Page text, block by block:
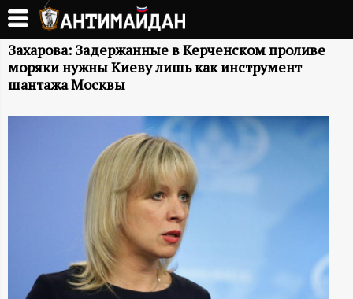
Перейти
основному
содержанию
А
Н
Т
Захарова: Задержанные в Керченском проливе
моряки нужны Киеву лишь как инструмент
шантажа Москвы